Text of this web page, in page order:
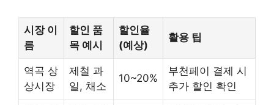
시장 이
름
할인 품
목 예시
할인율
(예상)
활용 팁
역곡 상
상시장
제철 과
일, 채소
10~20%
부천페이 결제 시
추가 할인 확인